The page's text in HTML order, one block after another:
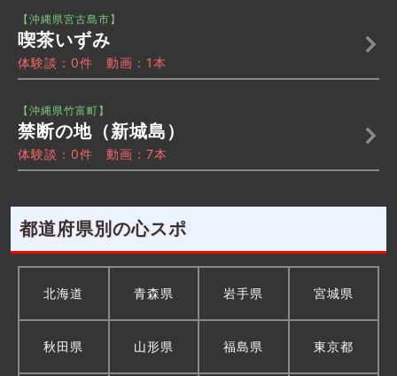
【沖縄県宮古島市】
喫茶いずみ
体験談：0件 動画：1本
【沖縄県竹富町】
禁断の地（新城島）
体験談：0件 動画：7本
都道府県別の心スポ
北海道 青森県 岩手県 宮城県
秋田県 山形県 福島県 東京都